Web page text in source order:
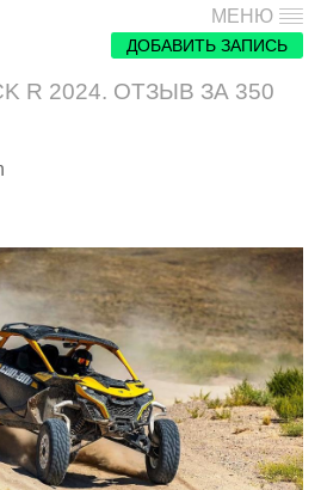
МЕНЮ
ДОБАВИТЬ ЗАПИСЬ
R 2024. ОТЗЫВ ЗА 350